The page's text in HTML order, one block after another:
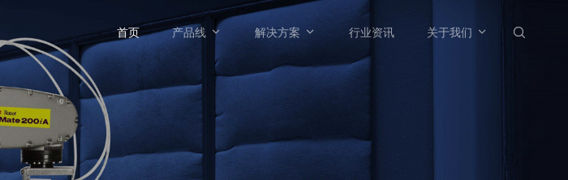

首页 产品线  解决方案  行业资讯 关于我们 